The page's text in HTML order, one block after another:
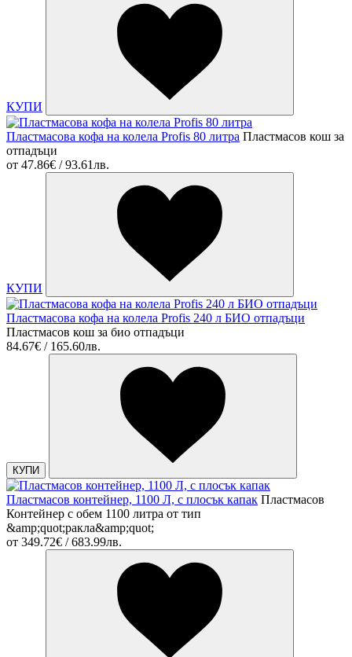
КУПИ
Пластмасова кофа на колела Profis 80 литра Пластмасов кош за
отпадъци
от 47.86€ / 93.61лв.
КУПИ
Пластмасова кофа на колела Profis 240 л БИО отпадъци
Пластмасов кош за био отпадъци
84.67€ / 165.60лв.
КУПИ
Пластмасов контейнер, 1100 Л, с плосък капак Пластмасов
Контейнер с обем 1100 литра от тип
&amp;quot;ракла&amp;quot;
от 349.72€ / 683.99лв.